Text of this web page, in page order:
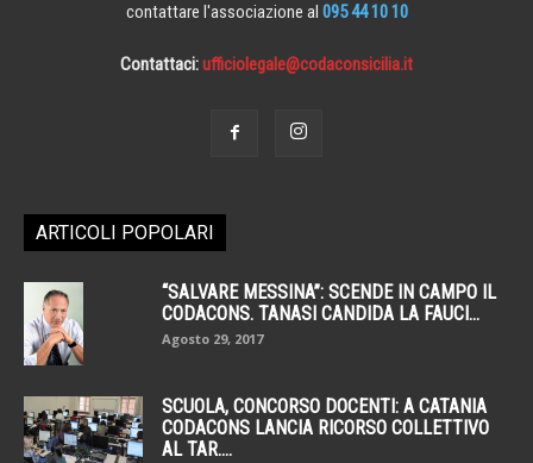
contattare l'associazione al 095 44 10 10
Contattaci:ufficiolegale@codaconsicilia.it
ARTICOLI POPOLARI
“SALVARE MESSINA”: SCENDE IN CAMPO IL
CODACONS. TANASI CANDIDA LA FAUCI...
Agosto 29, 2017
SCUOLA, CONCORSO DOCENTI: A CATANIA
CODACONS LANCIA RICORSO COLLETTIVO
AL TAR....